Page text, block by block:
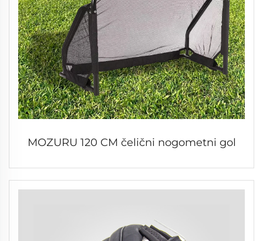
MOZURU 120 CM čelični nogometni gol